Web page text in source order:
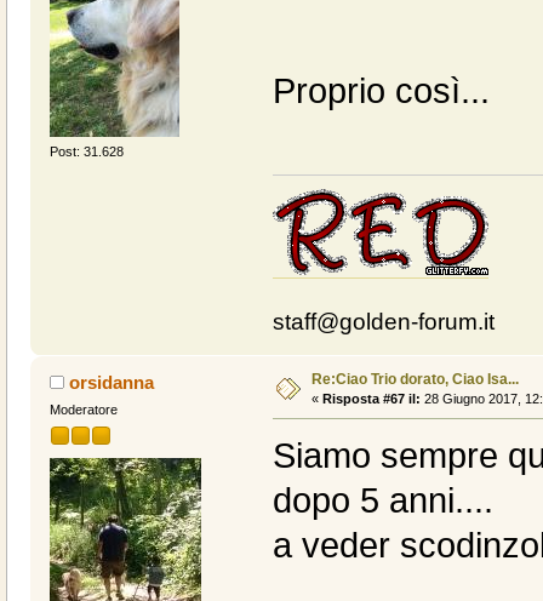
Post: 31.628
Proprio così...
staff@golden-forum.it
orsidanna
Moderatore
Re:Ciao Trio dorato, Ciao Isa...
« Risposta #67 il: 28 Giugno 2017,
Siamo sempre
dopo 5 anni....
a veder